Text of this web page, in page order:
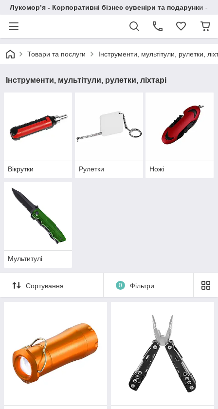
Лукомор’я - Корпоративні бізнес сувеніри та подарунки -
Товари та послуги Інструменти, мультітули, рулетки,
Інструменти, мультітули, рулетки, ліхтарі
Вікрутки Рулетки Ножі
Мультитулі
Сортування 0 Фільтри